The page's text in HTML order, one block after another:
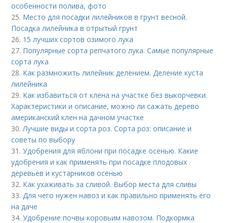
особенности полива, фото
25. Место для посадки лилейников в грунт весной.
Посадка лилейника в отрытый грунт
26. 15 лучших сортов озимого лука
27. Популярные сорта репчатого лука. Самые популярные
сорта лука
28. Как размножить лилейник делением. Деление куста
лилейника
29. Как избавиться от клена на участке без выкорчевки.
Характеристики и описание, можно ли сажать дерево
американский клен на дачном участке
30.Лучшие виды и сорта роз. Сорта роз: описание и
советы по выбору
31.Удобрения для яблони при посадке осенью. Какие
удобрения и как применять при посадке плодовых
деревьев и кустарников осенью
32. Как ухаживать за сливой. Выбор места для сливы
33.Для чего нужен навоз и как правильно применять его
на даче
34.Удобрение почвы коровьим навозом. Подкормка